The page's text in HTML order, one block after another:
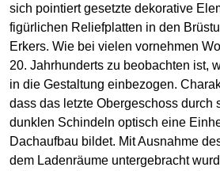
sich pointiert gesetzte dekorative
figürlichen Reliefplatten in den
Erkers. Wie bei vielen vornehmen
20. Jahrhunderts zu beobachten ist,
in die Gestaltung einbezogen.
dass das letzte Obergeschoss durch
dunklen Schindeln optisch eine
Dachaufbau bildet. Mit Ausnahme
dem Ladenräume untergebracht